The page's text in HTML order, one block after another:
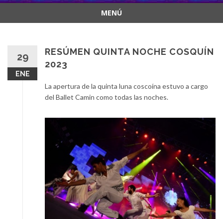
MENÚ
29
ENE
RESÚMEN QUINTA NOCHE COSQUÍN
2023
La apertura de la quinta luna coscoína estuvo a cargo
del Ballet Camin como todas las noches.